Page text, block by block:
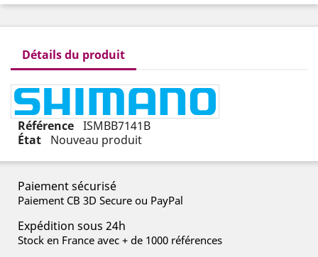
Détails du produit
Référence ISMBB7141B
État
Nouveau produit
Paiement sécurisé
Paiement CB 3D Secure ou PayPal
Expédition sous 24h
Stock en France avec + de 1000 références